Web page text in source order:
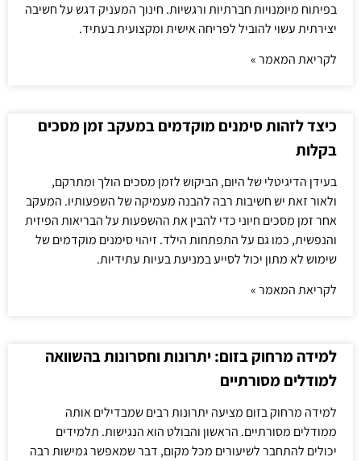
בפיתוח מיומנויות חברתיות ורגשיות. חינוך המעניק דגש על חשיבה
יצירתית עשוי להוביל לפריחה אישית ומקצועית בעתיד.
לקריאת המאמר »
כיצד לזהות סימנים מוקדמים במעקב זמן מסכים
בקלות
בעידן הדיגיטלי של היום, הביקוש לזמן מסכים הולך ומתרקם,
ולאור זאת יש חשיבות רבה להבנה מעמיקה של השפעותיו. המעקב
אחר זמן מסכים חיוני כדי להבין את ההשפעות על הבריאות הפיזית
והנפשית, כמו גם על התפתחות הילד. זיהוי סימנים מוקדמים של
שימוש לא מתון יכול לסייע במניעת בעיות עתידיות.
לקריאת המאמר »
למידה מרחוק בזום: יתרונות וחסרונות בהשוואה
למודלים מסורתיים
למידה מרחוק בזום מציעה יתרונות רבים שמבדילים אותה
ממודלים מסורתיים. הראשון והבולט הוא הנגישות. תלמידים
יכולים להתחבר לשיעורים מכל מקום, דבר שמאפשר גמישות רבה